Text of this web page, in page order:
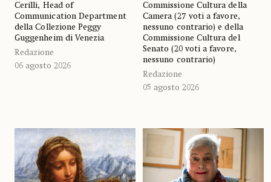
Cerilli, Head of
Communication Department
della Collezione Peggy
Guggenheim di Venezia
Redazione
06 agosto 2026
Commissione Cultura della
Camera (27 voti a favore,
nessuno contrario) e della
Commissione Cultura del
Senato (20 voti a favore,
nessuno contrario)
Redazione
05 agosto 2026